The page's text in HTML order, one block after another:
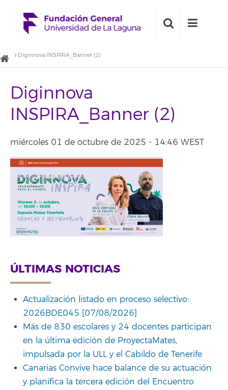
Diginnova INSPIRA_Banner (2)
Diginnova
INSPIRA_Banner (2)
miércoles 01 de octubre de 2025 - 14:46 WEST
ÚLTIMAS NOTICIAS
Actualización listado en proceso selectivo:
2026BDE045 [07/08/2026]
Más de 830 escolares y 24 docentes participan
en la última edición de ProyectaMates,
impulsada por la ULL y el Cabildo de Tenerife
Canarias Convive hace balance de su actuación
y planifica la tercera edición del Encuentro